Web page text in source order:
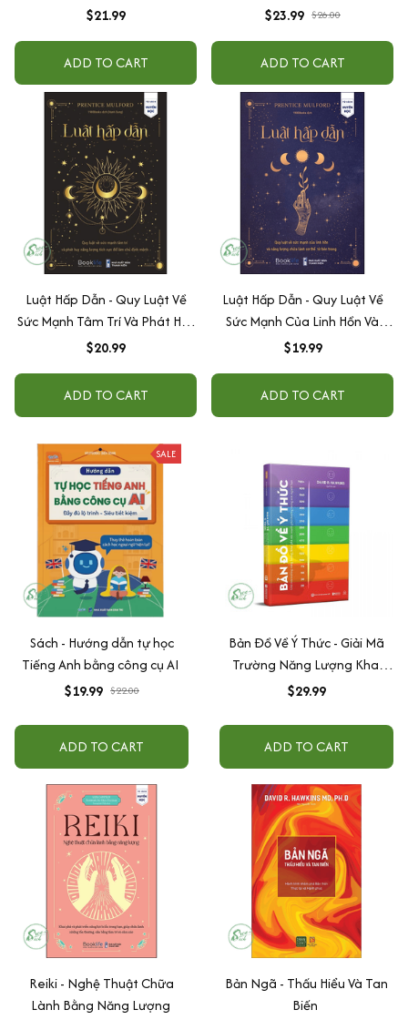
Quyết Định Hành Vi Của Con
$21.99
ADD TO CART
Cơ Bản Đến Nâng Cao Có
$23.99 $26.00
ADD TO CART
Luật Hấp Dẫn - Quy Luật Về
Sức Mạnh Tâm Trí Và Phát Huy
Năng Lượng Tích Cực Để Làm
$20.99
ADD TO CART
Luật Hấp Dẫn - Quy Luật Về
Sức Mạnh Của Linh Hồn Và
Năng Lượng Chữa Lành Cơ
$19.99
ADD TO CART
SALE
Sách - Hướng dẫn tự học
Tiếng Anh bằng công cụ AI
$19.99 $22.00
ADD TO CART
Bản Đồ Về Ý Thức - Giải Mã
Trường Năng Lượng Khai
Phá Sức Mạnh Phi Thường
$29.99
ADD TO CART
Reiki - Nghệ Thuật Chữa
Lành Bằng Năng Lượng
Bản Ngã - Thấu Hiểu Và Tan
Biến